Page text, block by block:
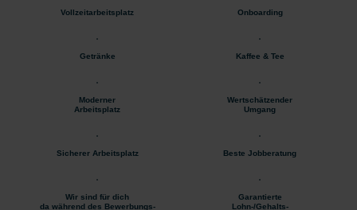
Vollzeitarbeitsplatz Onboarding
Getränke Kaffee & Tee
Moderner
Arbeitsplatz
Wertschätzender
Umgang
Sicherer Arbeitsplatz Beste Jobberatung
Wir sind für dich
da während des Bewerbungs-
Garantierte
Lohn-/Gehalts-